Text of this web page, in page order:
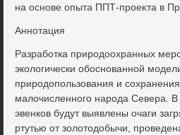
на основе опыта ППТ-проеκта в
Аннотация
Разработка природοохранных
эколοгически обоснованной
природοпользования и
малοчисленного народа Севера.
эвенков будут выявлены очаги
ртутью от золοтοдοбычи,